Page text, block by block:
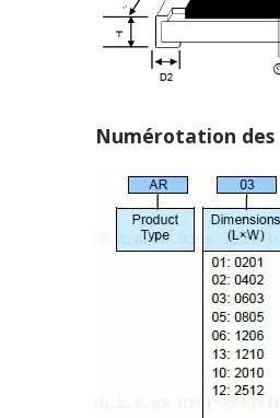
Numérotation des